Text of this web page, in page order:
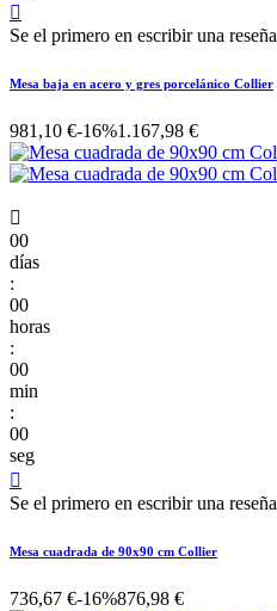

Se el primero en escribir una reseña
Mesa baja en acero y gres porcelánico Collier
981,10 €-16%1.167,98 €

00
días
:
00
horas
:
00
min
:
00
seg

Se el primero en escribir una reseña
Mesa cuadrada de 90x90 cm Collier
736,67 €-16%876,98 €